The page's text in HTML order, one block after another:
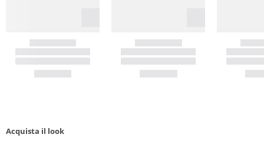
Acquista il look